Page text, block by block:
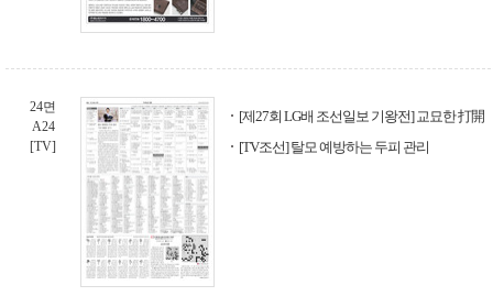
24면
A24
[TV]
[제27회 LG배 조선일보 기왕전] 교묘한 打開
[TV조선] 탈모 예방하는 두피 관리